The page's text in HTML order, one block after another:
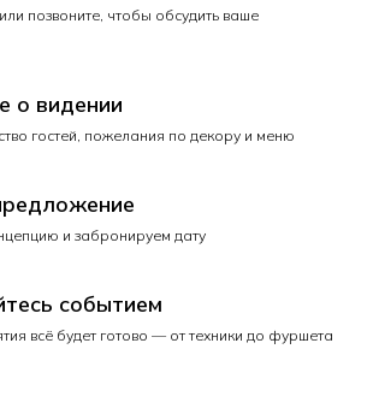
позвоните, чтобы обсудить ваше
о видении
гостей, пожелания по декору и меню
и забронируем дату
событием
всё будет готово — от техники до фуршета